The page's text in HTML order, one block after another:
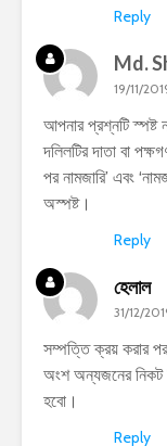
Reply
Md.
19/11/
আপনার প্রশ্নটি স্পষ্ট
দলিলটির দাতা বা
পর নামজারি’ এবং
অস্পষ্ট।
Reply
হেলাল
31/12/
সম্পত্তি ক্রয় করার
অংশ অন্যজনের নিকট
হবো।
Reply